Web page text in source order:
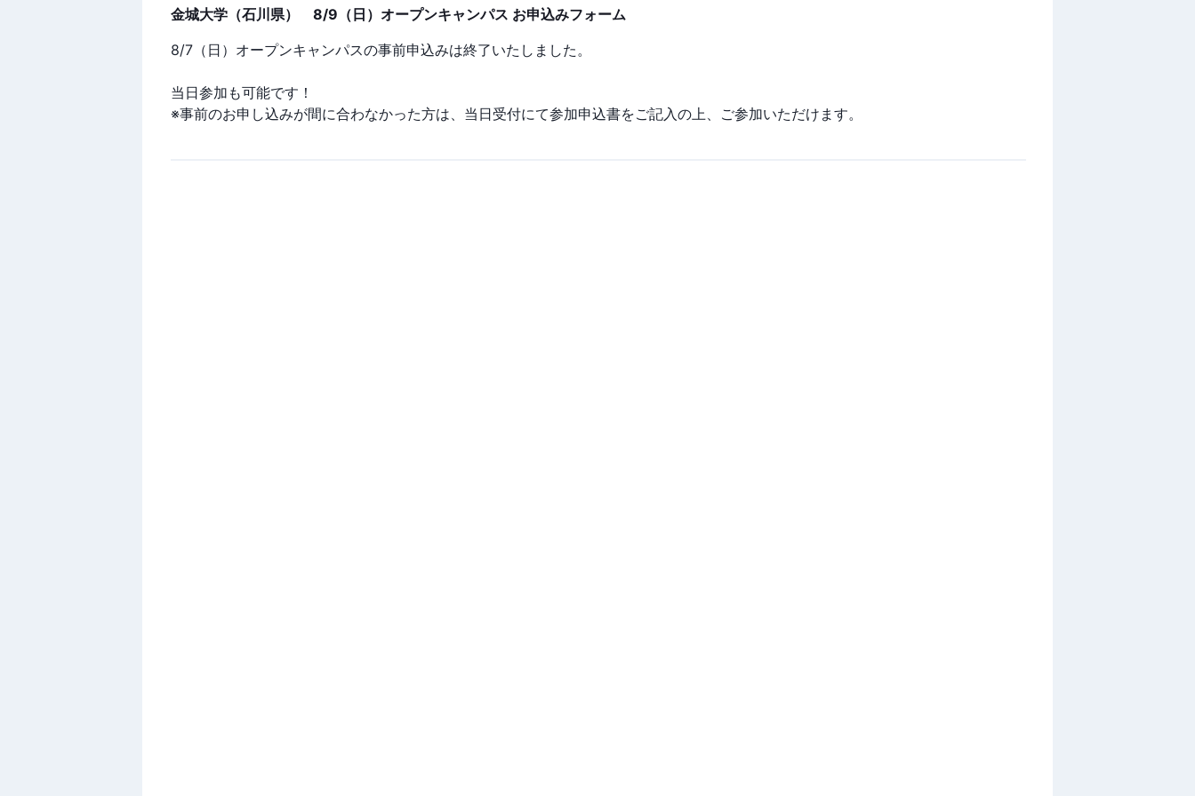
金城大学（石川県） 8/9（日）オープンキャンパス お申込みフォーム
8/7（日）オープンキャンパスの事前申込みは終了いたしました。
当日参加も可能です！